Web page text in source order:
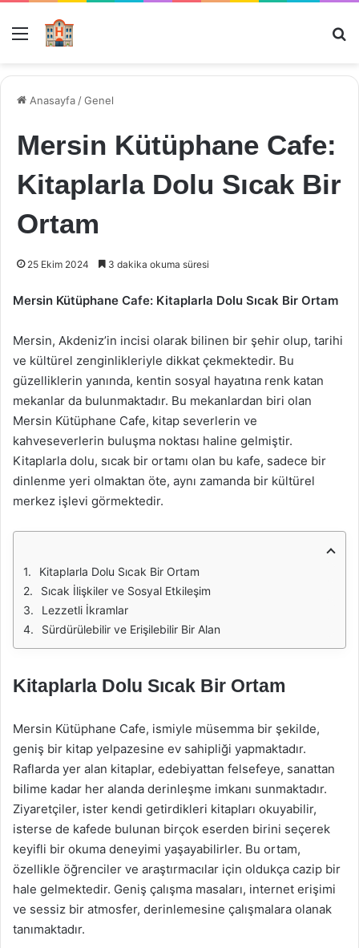
Menü
Anasayfa /Genel
Mersin Kütüphane Cafe:
Kitaplarla Dolu Sıcak Bir
Ortam
25 Ekim 2024 3 dakika okuma süresi
Mersin Kütüphane Cafe: Kitaplarla Dolu Sıcak Bir Ortam
Mersin, Akdeniz’in incisi olarak bilinen bir şehir olup, tarihi
ve kültürel zenginlikleriyle dikkat çekmektedir. Bu
güzelliklerin yanında, kentin sosyal hayatına renk katan
mekanlar da bulunmaktadır. Bu mekanlardan biri olan
Mersin Kütüphane Cafe, kitap severlerin ve
kahveseverlerin buluşma noktası haline gelmiştir.
Kitaplarla dolu, sıcak bir ortamı olan bu kafe, sadece bir
dinlenme yeri olmaktan öte, aynı zamanda bir kültürel
merkez işlevi görmektedir.
Kitaplarla Dolu Sıcak Bir Ortam
Sıcak İlişkiler ve Sosyal Etkileşim
Lezzetli İkramlar
Sürdürülebilir ve Erişilebilir Bir Alan
Kitaplarla Dolu Sıcak Bir Ortam
Mersin Kütüphane Cafe, ismiyle müsemma bir şekilde,
geniş bir kitap yelpazesine ev sahipliği yapmaktadır.
Raflarda yer alan kitaplar, edebiyattan felsefeye, sanattan
bilime kadar her alanda derinleşme imkanı sunmaktadır.
Ziyaretçiler, ister kendi getirdikleri kitapları okuyabilir,
isterse de kafede bulunan birçok eserden birini seçerek
keyifli bir okuma deneyimi yaşayabilirler. Bu ortam,
özellikle öğrenciler ve araştırmacılar için oldukça cazip bir
hale gelmektedir. Geniş çalışma masaları, internet erişimi
ve sessiz bir atmosfer, derinlemesine çalışmalara olanak
tanımaktadır.